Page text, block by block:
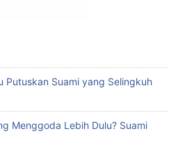
Putuskan Suami yang Selingkuh
Menggoda Lebih Dulu? Suami